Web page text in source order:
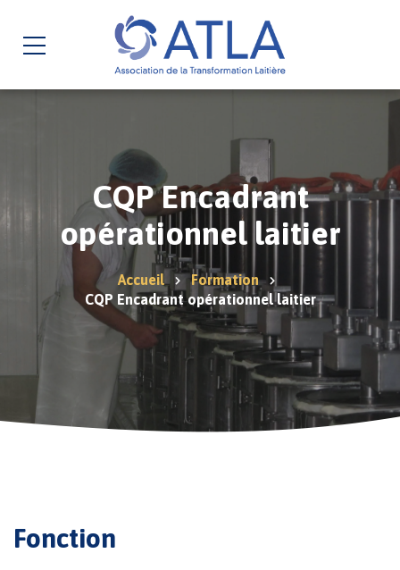
CQP Encadrant
opérationnel laitier
Accueil
Formation
CQP Encadrant opérationnel laitier
Fonction